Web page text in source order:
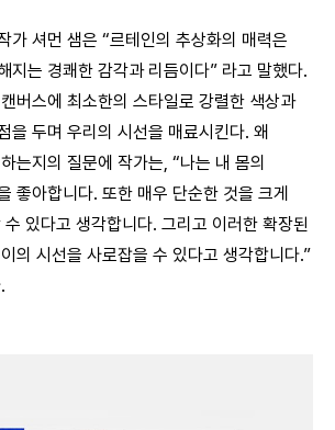
가 셔먼 샘은 “르테인의 추상화의 매력은
지는 경쾌한 감각과 리듬이다” 라고 말했다.
버스에 최소한의 스타일로 강렬한 색상과
을 두며 우리의 시선을 매료시킨다. 왜
는지의 질문에 작가는, “나는 내 몸의
좋아합니다. 또한 매우 단순한 것을 크게
있다고 생각합니다. 그리고 이러한 확장된
의 시선을 사로잡을 수 있다고 생각합니다.”